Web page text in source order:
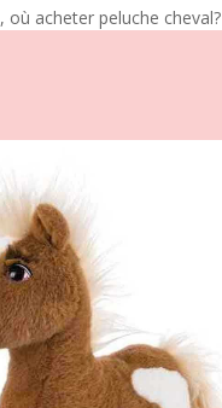
, où acheter peluche cheval?